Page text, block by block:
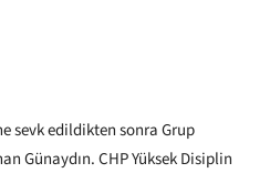
sevk edildikten sonra Grup
Günaydın. CHP Yüksek Disiplin